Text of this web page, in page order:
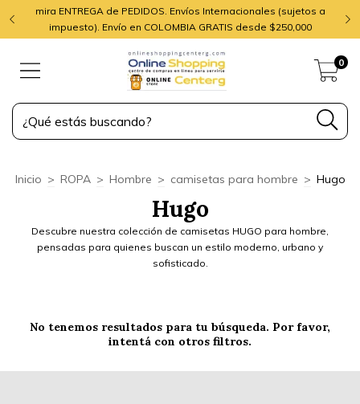
mira ENTREGA de PEDIDOS. Envíos Internacionales (sujetos a
impuesto). Envío en COLOMBIA GRATIS desde $250,000
0
Inicio > ROPA > Hombre > camisetas para hombre > Hugo
Hugo
Descubre nuestra colección de camisetas HUGO para hombre,
pensadas para quienes buscan un estilo moderno, urbano y
sofisticado.
No tenemos resultados para tu búsqueda. Por favor,
intentá con otros filtros.